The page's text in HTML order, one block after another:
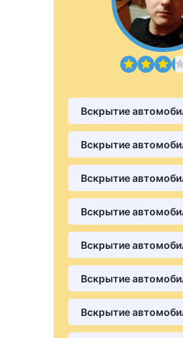
Вскрытие
Вскрытие
Вскрытие
Вскрытие
Вскрытие
Вскрытие
Вскрытие